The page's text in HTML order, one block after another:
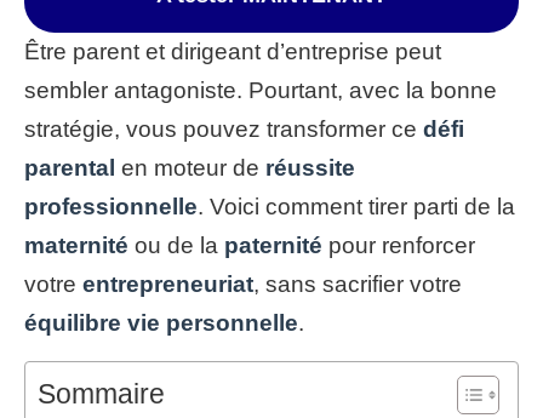
Être parent et dirigeant d’entreprise peut
sembler antagoniste. Pourtant, avec la bonne
stratégie, vous pouvez transformer ce défi
parental en moteur de réussite
professionnelle. Voici comment tirer parti de la
maternité ou de la paternité pour renforcer
votre entrepreneuriat, sans sacrifier votre
équilibre vie personnelle.
Sommaire